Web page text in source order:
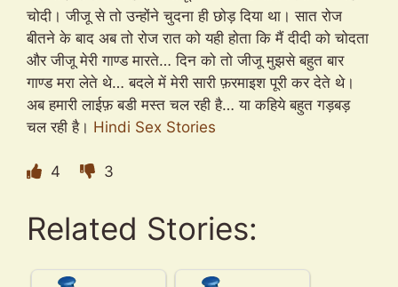
चोदी। जीजू से तो उन्होंने चुदना ही छोड़ दिया था। सात रोज
बीतने के बाद अब तो रोज रात को यही होता कि मैं दीदी को चोदता
और जीजू मेरी गाण्ड मारते… दिन को तो जीजू मुझसे बहुत बार
गाण्ड मरा लेते थे… बदले में मेरी सारी फ़रमाइश पूरी कर देते थे।
अब हमारी लाईफ़ बडी मस्त चल रही है… या कहिये बहुत गड़बड़
चल रही है। Hindi Sex Stories
4 3
Related Stories: